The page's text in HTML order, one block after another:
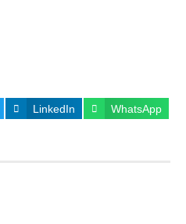
LinkedIn WhatsApp